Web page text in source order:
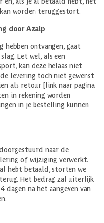
worden teruggestort.
door Azalp
hebben ontvangen, gaat
Let wel, als een
kan deze helaas niet
levering toch niet gewenst
als retour [link naar pagina
in rekening worden
in je bestelling kunnen
naar de
of wijziging verwerkt.
hebt betaald, storten we
Het bedrag zal uiterlijk
na het aangeven van